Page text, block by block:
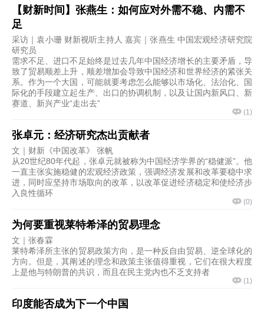
【财新时间】张燕生：如何应对外需不稳、内需不
足
采访｜袁小珊 财新视听主持人 嘉宾｜张燕生 中国宏观经济研究院
研究员
需求不足、进口不足始终是过去几年中国经济增长的主要矛盾，导
致了贸易顺差上升，顺差增加会导致中国经济和世界经济的紧张关
系。作为一个大国，可能就要考虑怎么能够以市场化、法治化、国
际化的手段建立起生产、出口的协调机制，以及让国内新风口、新
赛道、新兴产业“走出去”
(1)
张卓元：经济研究杰出贡献者
文｜财新《中国改革》 张帆
从20世纪80年代起，张卓元就被称为中国经济学界的“稳健派”。他
一直主张实施稳健的宏观经济政策，强调经济发展和改革要稳中求
进，同时应坚持市场取向的改革，以改革促进经济稳定和使经济步
入良性循环
(0)
为何要重视莱特希泽的贸易理念
文｜张春霖
莱特希泽所主张的贸易政策方向，是一种反自由贸易、逆全球化的
方向。但是，其阐述的理念和政策主张值得重视，它们在很大程度
上是他与特朗普的共识，而且在民主党内也不乏支持者
(1)
印度能否成为下一个中国